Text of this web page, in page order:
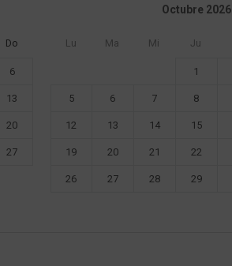
Do
6
13
20
27
Octubre 2026
Lu Ma Mi Ju
1
5 6 7 8
12 13 14 15
19 20 21 22
26 27 28 29